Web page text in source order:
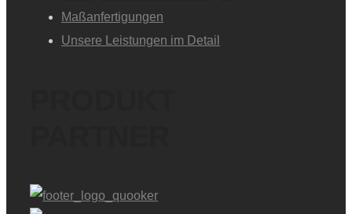
Maßanfertigungen
Unsere Leistungen im Detail